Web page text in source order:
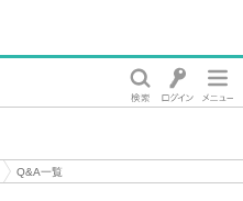
Q&A一覧